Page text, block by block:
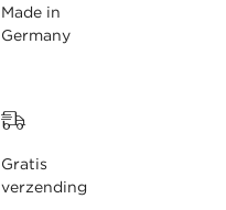
Made in
Germany
Gratis
verzending